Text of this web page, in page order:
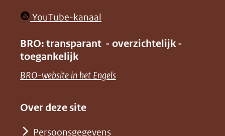
venster)
naar
andere
nieuw
venster)
(verwijst
naar
andere
YouTube-kanaal
nieuw
(verwijst
andere
BRO: transparant - overzichtelijk -
toegankelijk
BRO-website in het Engels(opent
Over deze site
Persoonsgegevens